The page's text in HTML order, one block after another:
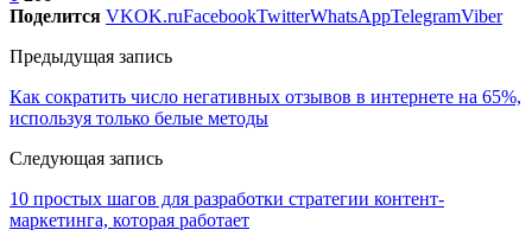
Поделится VKOK.ruFacebookTwitterWhatsAppTelegramViber
Предыдущая запись
Как сократить число негативных отзывов в интернете на 65%,
используя только белые методы
Следующая запись
10 простых шагов для разработки стратегии контент-
маркетинга, которая работает